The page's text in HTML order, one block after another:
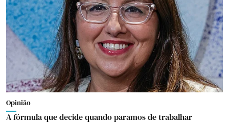
Opinião
A fórmula que decide quando paramos de trabalhar